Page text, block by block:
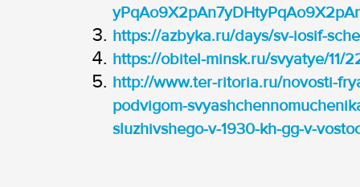
https://azbyka.ru/days/sv-iosif-
https://obitel-minsk.ru/svyatye/11/
http://www.ter-ritoria.ru/novosti-
podvigom-
sluzhivshego-v-1930-kh-gg-v-